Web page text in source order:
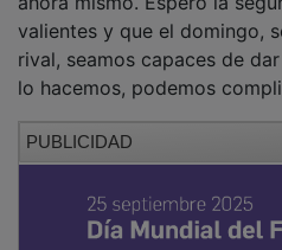
valientes y que el domingo,
rival, seamos capaces de
lo hacemos, podemos